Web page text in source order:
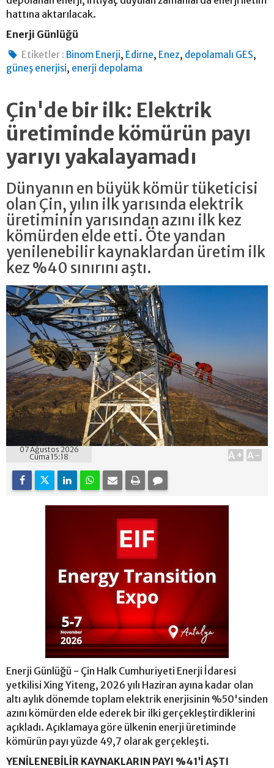
hattına aktarılacak.
Enerji Günlüğü
Etiketler : Binom Enerji, Edirne, Enez, depolamalı GES,
güneş enerjisi, enerji depolama
Çin'de bir ilk: Elektrik
üretiminde kömürün payı
yarıyı yakalayamadı
Dünyanın en büyük kömür tüketicisi
olan Çin, yılın ilk yarısında elektrik
üretiminin yarısından azını ilk kez
kömürden elde etti. Öte yandan
yenilenebilir kaynaklardan üretim ilk
kez %40 sınırını aştı.
07 Ağustos 2026
Cuma 15:18
A+ A-
Enerji Günlüğü - Çin Halk Cumhuriyeti Enerji İdaresi
yetkilisi Xing Yiteng, 2026 yılı Haziran ayına kadar olan
altı aylık dönemde toplam elektrik enerjisinin %50'sinden
azını kömürden elde ederek bir ilki gerçekleştirdiklerini
açıkladı. Açıklamaya göre ülkenin enerji üretiminde
kömürün payı yüzde 49,7 olarak gerçekleşti.
YENİLENEBİLİR KAYNAKLARIN PAYI %41’İ AŞTI